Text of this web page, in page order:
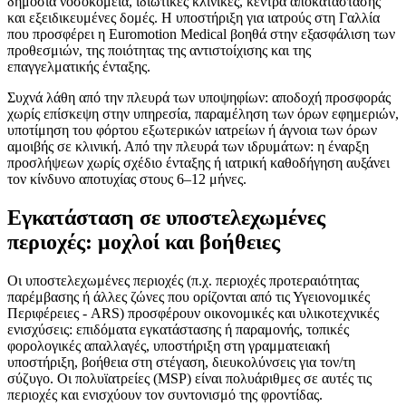
και εξειδικευμένες δομές. Η υποστήριξη για ιατρούς στη Γαλλία
που προσφέρει η Euromotion Medical βοηθά στην εξασφάλιση των
προθεσμιών, της ποιότητας της αντιστοίχισης και της
επαγγελματικής ένταξης.
Συχνά λάθη από την πλευρά των υποψηφίων: αποδοχή προσφοράς
χωρίς επίσκεψη στην υπηρεσία, παραμέληση των όρων εφημεριών,
υποτίμηση του φόρτου εξωτερικών ιατρείων ή άγνοια των όρων
αμοιβής σε κλινική. Από την πλευρά των ιδρυμάτων: η έναρξη
προσλήψεων χωρίς σχέδιο ένταξης ή ιατρική καθοδήγηση αυξάνει
τον κίνδυνο αποτυχίας στους 6–12 μήνες.
Εγκατάσταση σε υποστελεχωμένες
περιοχές: μοχλοί και βοήθειες
Οι υποστελεχωμένες περιοχές (π.χ. περιοχές προτεραιότητας
παρέμβασης ή άλλες ζώνες που ορίζονται από τις Υγειονομικές
Περιφέρειες - ARS) προσφέρουν οικονομικές και υλικοτεχνικές
ενισχύσεις: επιδόματα εγκατάστασης ή παραμονής, τοπικές
φορολογικές απαλλαγές, υποστήριξη στη γραμματειακή
υποστήριξη, βοήθεια στη στέγαση, διευκολύνσεις για τον/τη
σύζυγο. Οι πολυϊατρείες (MSP) είναι πολυάριθμες σε αυτές τις
περιοχές και ενισχύουν τον συντονισμό της φροντίδας.